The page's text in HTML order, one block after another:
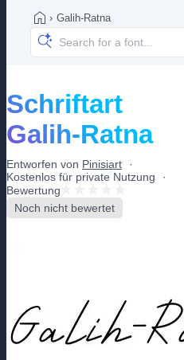
› Galih-Ratna
Schriftart
Galih-Ratna
Entworfen von Pinisiart
Kostenlos für private Nutzung
Bewertung
Noch nicht bewertet